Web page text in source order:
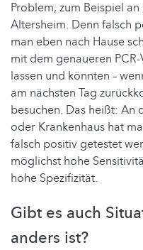
Problem, zum Beispiel
Altersheim. Denn falsch
man eben nach Hause
mit dem genaueren
lassen und könnten –
am nächsten Tag
besuchen. Das heißt: An
oder Krankenhaus hat
falsch positiv getestet
möglichst hohe
hohe Spezifizität.
Gibt es auch
anders ist?